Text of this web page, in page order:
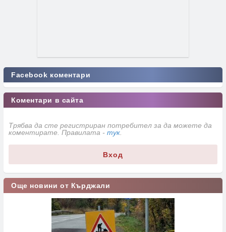
Facebook коментари
Коментари в сайта
Трябва да сте регистриран потребител за да можете да
коментирате. Правилата - тук
Вход
Още новини от Кърджали